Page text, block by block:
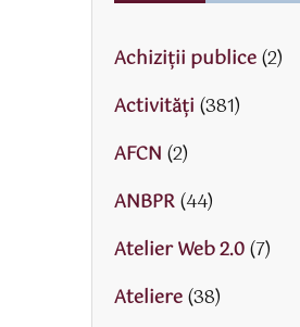
Achiziții publice(2)
Activităţi (381)
AFCN (2)
ANBPR(44)
Atelier Web 2.0(7)
Ateliere(38)